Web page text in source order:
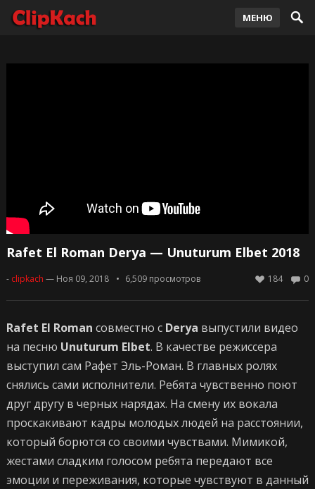
МЕНЮ
Rafet El Roman Derya — Unuturum Elbet 2018
- clipkach — Ноя 09, 2018 6,509просмотров 0
184
Rafet El Roman совместно с Derya выпустили видео
на песню Unuturum Elbet. В качестве режиссера
выступил сам Рафет Эль-Роман. В главных ролях
снялись сами исполнители. Ребята чувственно поют
друг другу в черных нарядах. На смену их вокала
проскакивают кадры молодых людей на расстоянии,
который борются со своими чувствами. Мимикой,
жестами сладким голосом ребята передают все
эмоции и переживания, которые чувствуют в данный